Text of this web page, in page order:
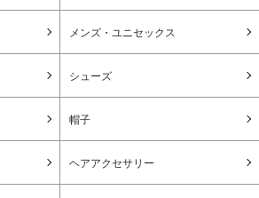
メンズ・ユニセックス
シューズ
帽子
ヘアアクセサリー